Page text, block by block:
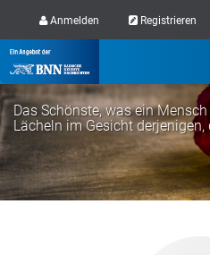
Anmelden Registrieren
Das Schönste, was ein
Lächeln im Gesicht